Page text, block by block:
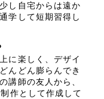
し自宅からは遠か
学して短期習得し
に楽しく、デザイ
んどん膨らんでき
講師の友人から、
作として作成して